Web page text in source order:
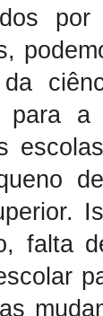
da
para a
falta